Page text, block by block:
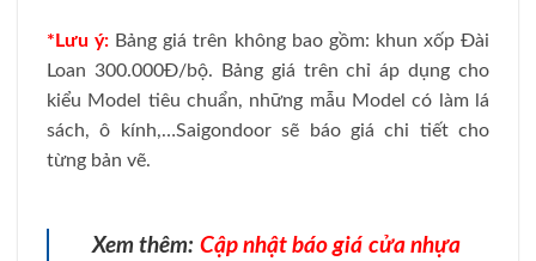
*Lưu ý: Bảng giá trên không bao gồm: khun xốp Đài
Loan 300.000Đ/bộ. Bảng giá trên chỉ áp dụng cho
kiểu Model tiêu chuẩn, những mẫu Model có làm lá
sách, ô kính,…Saigondoor sẽ báo giá chi tiết cho
từng bản vẽ.
Xem thêm: Cập nhật báo giá cửa nhựa